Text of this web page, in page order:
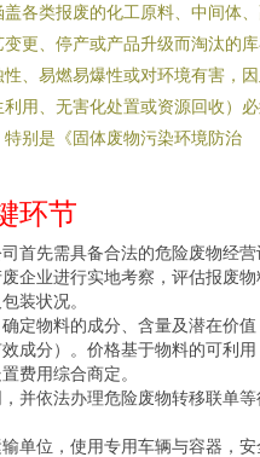
各类报废的化工原料、中间体
更、停产或产品升级而淘汰的
、易燃易爆性或对环境有害，
用、无害化处置或资源回收）
别是《固体废物污染环境防治
环节
司首先需具备合法的危险废物经
企业进行实地考察，评估报废物
装状况。
确定物料的成分、含量及潜在价值
成分）。价格基于物料的可利用
费用综合商定。
，并依法办理危险废物转移联单等
输单位，使用专用车辆与容器，安